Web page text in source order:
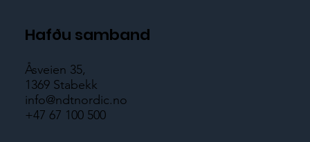
Hafðu samband
Åsveien 35,
1369 Stabekk
info@ndtnordic.no
+47 67 100 500